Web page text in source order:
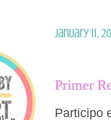
January 11,
Primer
Participo